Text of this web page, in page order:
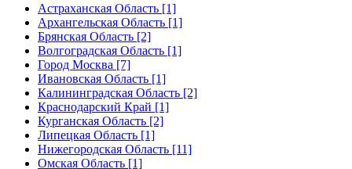
Астраханская Область [1]
Архангельская Область [1]
Брянская Область [2]
Волгоградская Область [1]
Город Москва [7]
Ивановская Область [1]
Калининградская Область [2]
Краснодарский Край [1]
Курганская Область [2]
Липецкая Область [1]
Нижегородская Область [11]
Омская Область [1]